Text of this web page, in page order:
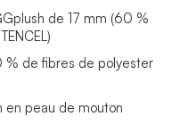
de 17 mm (60 %
% de fibres de polyester
en peau de mouton